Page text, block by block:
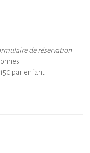
de réservation
par enfant